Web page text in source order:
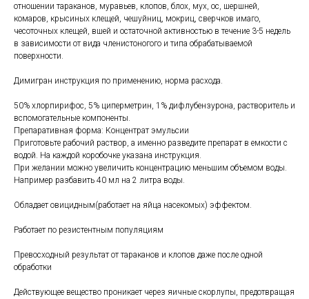
отношении тараканов, муравьев, клопов, блох, мух, ос, шершней,
комаров, крысиных клещей, чешуйниц, мокриц, сверчков имаго,
чесоточных клещей, вшей и остаточной активностью в течение 3-5 недель
в зависимости от вида членистоногого и типа обрабатываемой
поверхности.
Димигран инструкция по применению, норма расхода.
50% хлорпирифос, 5% циперметрин, 1% дифлубензурона, растворитель и
вспомогательные компоненты.
Препаративная форма: Концентрат эмульсии
Приготовьте рабочий раствор, а именно разведите препарат в емкости с
водой. На каждой коробочке указана инструкция.
При желании можно увеличить концентрацию меньшим объемом воды.
Например разбавить 40 мл на 2 литра воды.
Обладает овицидным(работает на яйца насекомых) эффектом.
Работает по резистентным популяциям
Превосходный результат от тараканов и клопов даже после одной
обработки
Действующее вещество проникает через яичные скорлупы, предотвращая